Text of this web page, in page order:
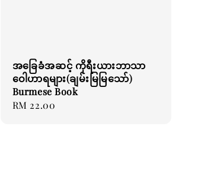
အခြေခံအဆင့် ကိုရီးယားဘာသာ
ဝေါဟာရများ(ချမ်းမြမြသော်)
Burmese Book
Regular
RM 22.00